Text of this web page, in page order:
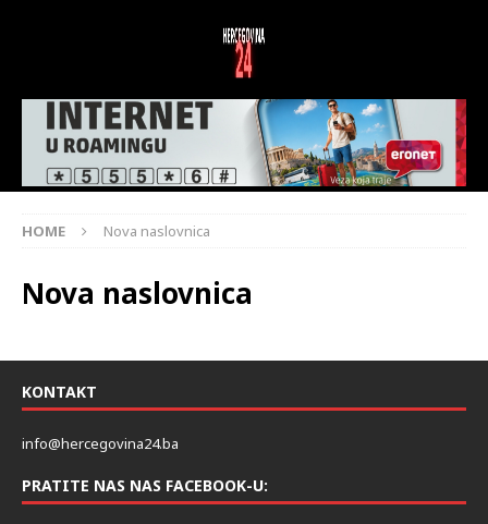
HOME Nova naslovnica
Nova naslovnica
KONTAKT
info@hercegovina24.ba
PRATITE NAS NAS FACEBOOK-U: